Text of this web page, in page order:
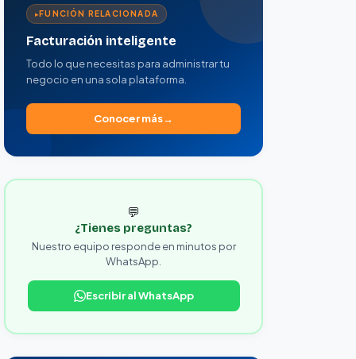
FUNCIÓN RELACIONADA
Facturación inteligente
Todo lo que necesitas para administrar tu
negocio en una sola plataforma.
Conocer más
💬
¿Tienes preguntas?
Nuestro equipo responde en minutos por
WhatsApp.
Escribir al WhatsApp